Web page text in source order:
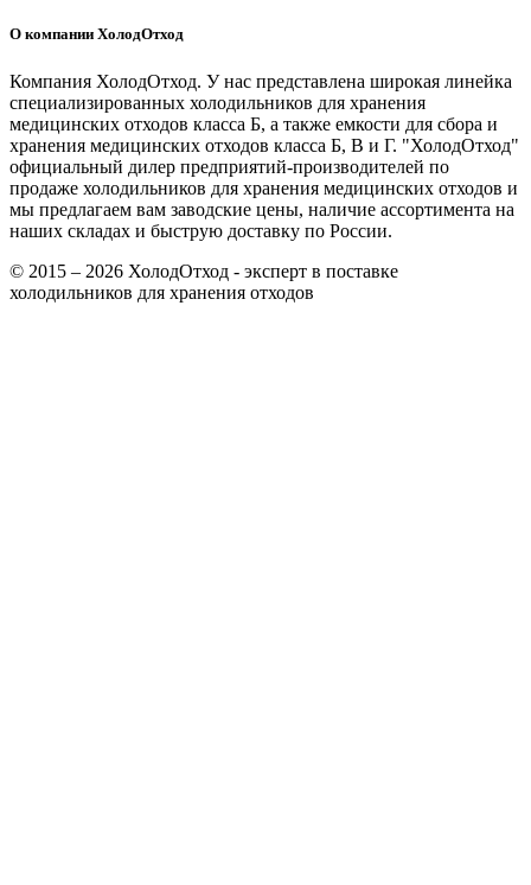
О компании ХолодОтход
Компания ХолодОтход. У нас представлена широкая линейка
специализированных холодильников для хранения
медицинских отходов класса Б, а также емкости для сбора и
хранения медицинских отходов класса Б, В и Г. "ХолодОтход"
официальный дилер предприятий-производителей по
продаже холодильников для хранения медицинских отходов и
мы предлагаем вам заводские цены, наличие ассортимента на
наших складах и быструю доставку по России.
© 2015 – 2026 ХолодОтход - эксперт в поставке
холодильников для хранения отходов